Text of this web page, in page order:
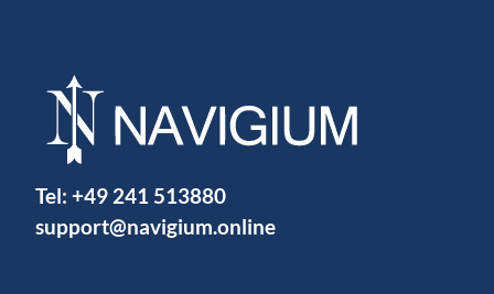
Tel: +49 241 513880
support@navigium.online